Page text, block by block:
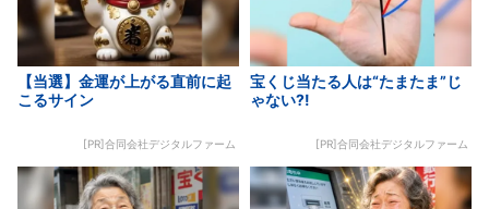
【当選】金運が上がる直前に起
こるサイン
[PR]合同会社デジタルファーム
宝くじ当たる人は“たまたま”じ
ゃない?!
[PR]合同会社デジタルファーム